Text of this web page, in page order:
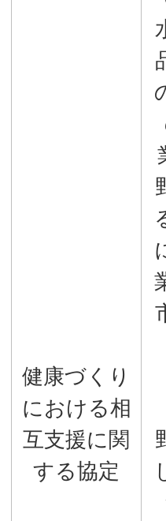
健康づくり
における相
互支援に関
する協定